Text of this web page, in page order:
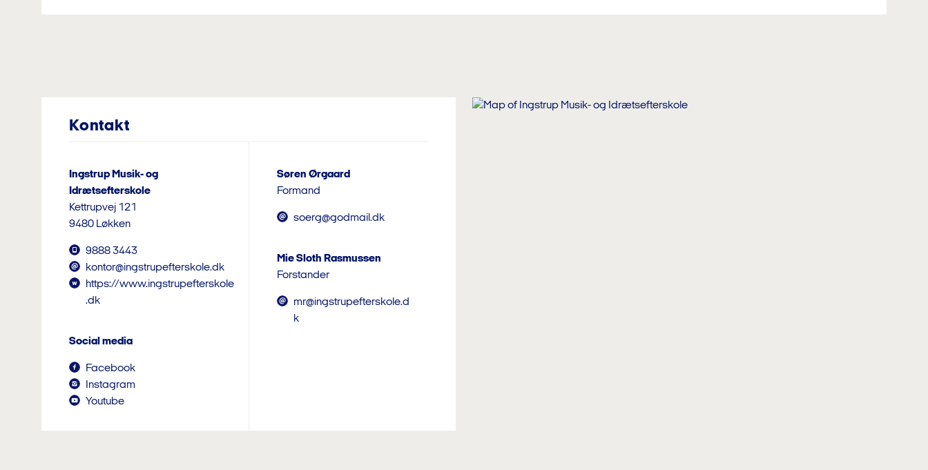
Kontakt
Ingstrup Musik- og
Idrætsefterskole
Kettrupvej 121
9480 Løkken
9888 3443
kontor@ingstrupefterskole.dk
https://www.ingstrupefterskole
.dk
Social media
Facebook
Instagram
Youtube
Søren Ørgaard
Formand
soerg@godmail.dk
Mie Sloth Rasmussen
Forstander
mr@ingstrupefterskole.d
k